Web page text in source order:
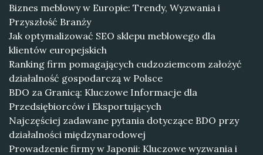
Biznes meblowy w Europie: Trendy, Wyzwania i
Przyszłość Branży
Jak optymalizować SEO sklepu meblowego dla
klientów europejskich
Ranking firm pomagających cudzoziemcom założyć
działalność gospodarczą w Polsce
BDO za Granicą: Kluczowe Informacje dla
Przedsiębiorców i Eksportujących
Najczęściej zadawane pytania dotyczące BDO przy
działalności międzynarodowej
Prowadzenie firmy w Japonii: Kluczowe wyzwania i